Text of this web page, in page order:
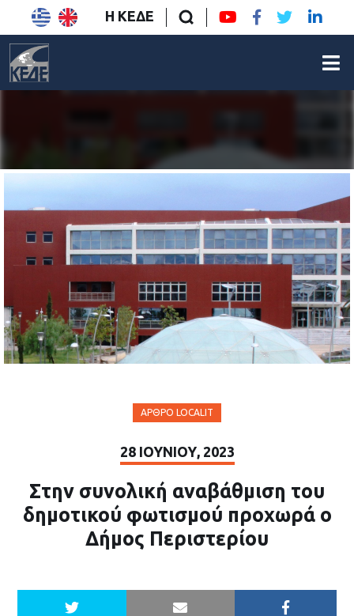
Η ΚΕΔΕ
ΆΡΘΡΟ LOCALIT
28 ΙΟΥΝΊΟΥ, 2023
Στην συνολική αναβάθμιση του
δημοτικού φωτισμού προχωρά ο
Δήμος Περιστερίου